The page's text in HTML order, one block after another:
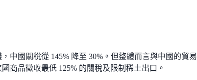
中國關稅從 145% 降至 30%。但整體而言與中國的貿易
商品徵收最低 125% 的關稅及限制稀土出口。